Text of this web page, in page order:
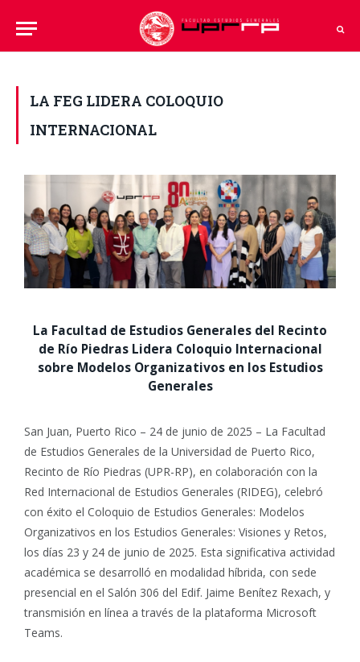
LA FEG LIDERA COLOQUIO
INTERNACIONAL
La Facultad de Estudios Generales del Recinto
de Río Piedras Lidera Coloquio Internacional
sobre Modelos Organizativos en los Estudios
Generales
San Juan, Puerto Rico – 24 de junio de 2025 – La Facultad
de Estudios Generales de la Universidad de Puerto Rico,
Recinto de Río Piedras (UPR-RP), en colaboración con la
Red Internacional de Estudios Generales (RIDEG), celebró
con éxito el Coloquio de Estudios Generales: Modelos
Organizativos en los Estudios Generales: Visiones y Retos,
los días 23 y 24 de junio de 2025. Esta significativa actividad
académica se desarrolló en modalidad híbrida, con sede
presencial en el Salón 306 del Edif. Jaime Benítez Rexach, y
transmisión en línea a través de la plataforma Microsoft
Teams.